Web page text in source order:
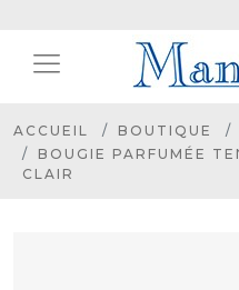
ACCUEIL BOUTIQUE
BOUGIE PARFUMÉE
CLAIR